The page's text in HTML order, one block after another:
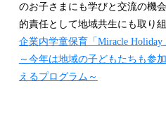
のお子さまにも学びと交流の機
的責任として地域共生にも取り組
企業内学童保育「Miracle
～今年は地域の子どもたちも参
えるプログラム～